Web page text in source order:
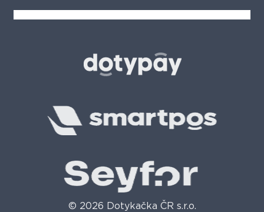
© 2026 Dotykačka ČR s.r.o.